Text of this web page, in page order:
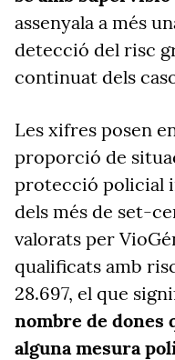
assenyala a més
detecció del risc
continuat dels
Les xifres posen
proporció de
protecció policial
dels més de set-
valorats per
qualificats amb
28.697, el que
nombre de dones
alguna mesura